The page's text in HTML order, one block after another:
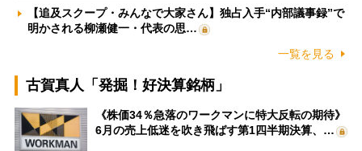
【追及スクープ・みんなで大家さん】独占入手“内部議事録”で
明かされる柳瀬健一・代表の思…
一覧を見る
古賀真人「発掘！好決算銘柄」
《株価34％急落のワークマンに特大反転の期待》
6月の売上低迷を吹き飛ばす第1四半期決算、…